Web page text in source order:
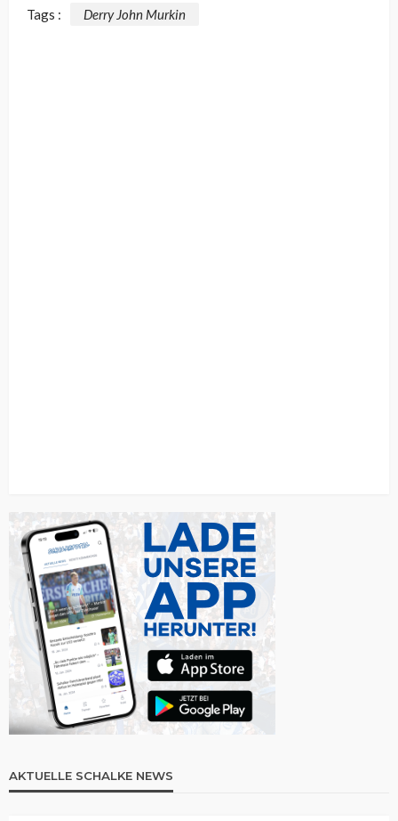
Tags : Derry John Murkin
AKTUELLE SCHALKE NEWS